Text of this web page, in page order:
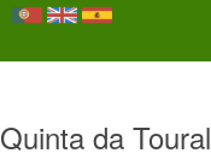
Quinta da Toural